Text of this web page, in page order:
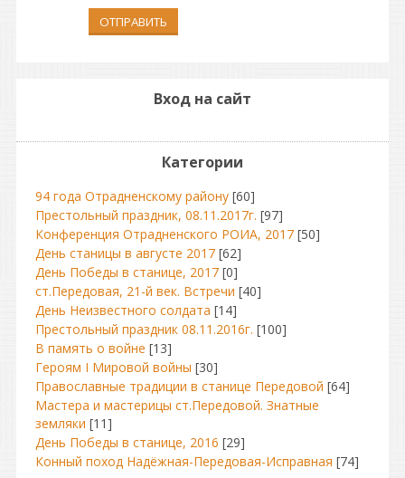
ОТПРАВИТЬ
Вход на сайт
Категории
94 года Отрадненскому району [60]
Престольный праздник, 08.11.2017г. [97]
Конференция Отрадненского РОИА, 2017 [50]
День станицы в августе 2017 [62]
День Победы в станице, 2017 [0]
ст.Передовая, 21-й век. Встречи [40]
День Неизвестного солдата [14]
Престольный праздник 08.11.2016г. [100]
В память о войне [13]
Героям I Мировой войны [30]
Православные традиции в станице Передовой [64]
Мастера и мастерицы ст.Передовой. Знатные
земляки [11]
День Победы в станице, 2016 [29]
Конный поход Надёжная-Передовая-Исправная [74]